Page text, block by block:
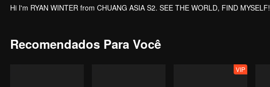
Hi I'm RYAN WINTER from CHUANG ASIA S2. SEE THE WORLD, FIND MYSELF!
Recomendados Para Você
VIP